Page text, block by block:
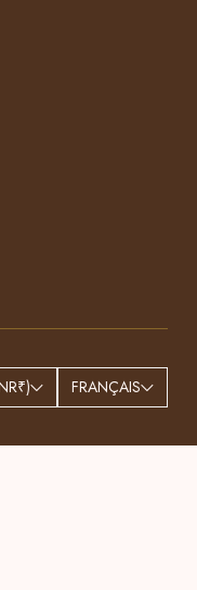
FRANÇAIS